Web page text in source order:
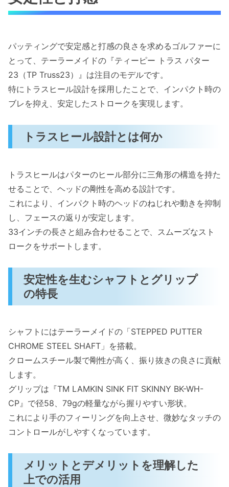
パッティングで安定感と打感の良さを求めるゴルファーに
とって、テーラーメイドの『ティーピー トラス パター
23（TP Truss23）』は注目のモデルです。
特にトラスヒール設計を採用したことで、インパクト時の
ブレを抑え、安定したストロークを実現します。
トラスヒール設計とは何か
トラスヒールはパターのヒール部分に三角形の構造を持た
せることで、ヘッドの剛性を高める設計です。
これにより、インパクト時のヘッドのねじれや動きを抑制
し、フェースの返りが安定します。
33インチの長さと組み合わせることで、スムーズなスト
ロークをサポートします。
安定性を生むシャフトとグリップ
の特長
シャフトにはテーラーメイドの「STEPPED PUTTER
CHROME STEEL SHAFT」を搭載。
クロームスチール製で剛性が高く、振り抜きの良さに貢献
します。
グリップは『TM LAMKIN SINK FIT SKINNY BK-WH-
CP』で径58、79gの軽量ながら握りやすい形状。
これにより手のフィーリングを向上させ、微妙なタッチの
コントロールがしやすくなっています。
メリットとデメリットを理解した
上での活用